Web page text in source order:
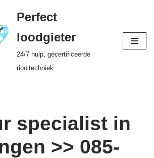
Perfect
loodgieter
24/7 hulp, gecertificeerde
riooltechniek
specialist in
>> 085-